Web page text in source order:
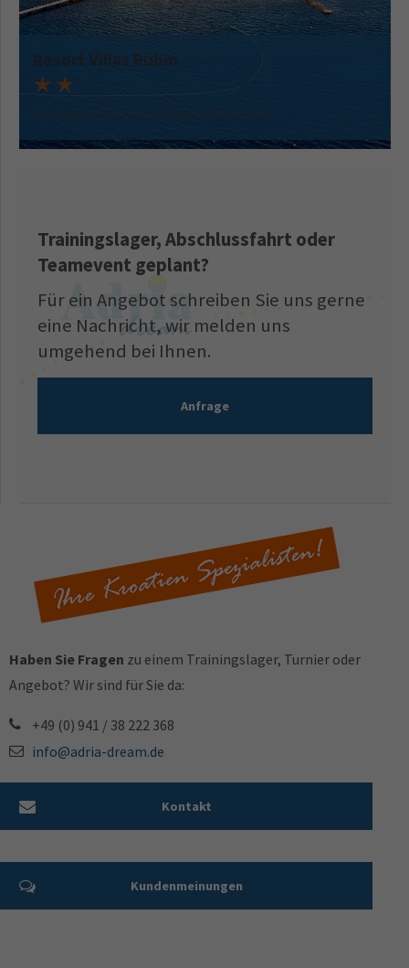
Resort Villas Rubin
Abschlussfahrt nach Rovinj (Kroatien)
Trainingslager, Abschlussfahrt oder
Teamevent geplant?
Für ein Angebot schreiben Sie uns gerne
eine Nachricht, wir melden uns
umgehend bei Ihnen.
Anfrage
Haben Sie Fragen zu einem Trainingslager, Turnier oder
Angebot? Wir sind für Sie da:
+49 (0) 941 / 38 222 368
info@adria-dream.de
Kontakt
Kundenmeinungen